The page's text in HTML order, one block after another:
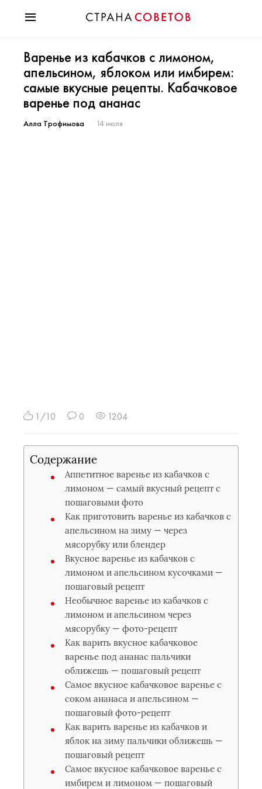
Мода
Звезды
Гороскопы
Здоровье
Психология
Варенье из кабачков с лимоном,
апельсином, яблоком или имбирем:
самые вкусные рецепты. Кабачковое
варенье под ананас
Алла Трофимова 14 июля
1/10 0 1204
Содержание
Аппетитное варенье из кабачков с
лимоном — самый вкусный рецепт с
пошаговыми фото
Как приготовить варенье из кабачков с
апельсином на зиму — через
мясорубку или блендер
Вкусное варенье из кабачков с
лимоном и апельсином кусочками —
пошаговый рецепт
Необычное варенье из кабачков с
лимоном и апельсином через
мясорубку — фото-рецепт
Как варить вкусное кабачковое
варенье под ананас пальчики
оближешь — пошаговый рецепт
Самое вкусное кабачковое варенье с
соком ананаса и апельсином —
пошаговый фото-рецепт
Как варить варенье из кабачков и
яблок на зиму пальчики оближешь —
пошаговый рецепт
Самое вкусное кабачковое варенье с
имбирем и лимоном — пошаговый